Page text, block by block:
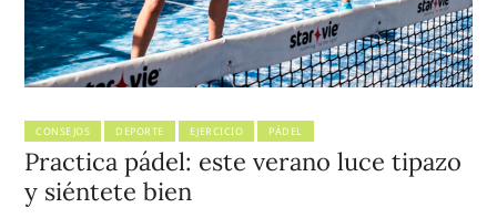
CONSEJOS DEPORTE EJERCICIO PÁDEL
Practica pádel: este verano luce tipazo
y siéntete bien